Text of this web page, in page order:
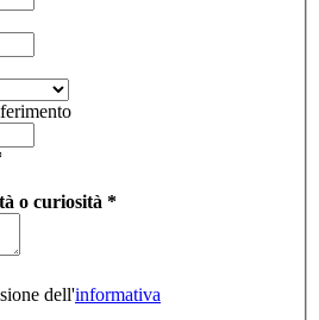
o curiosità *
dell'informativa